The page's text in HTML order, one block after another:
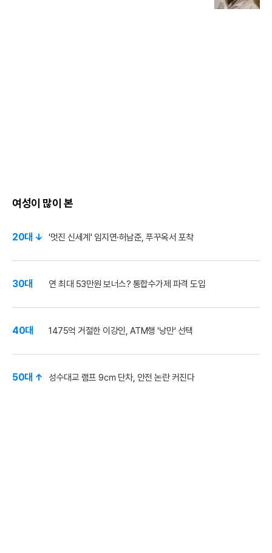
여성이 많이 본
20대 ↓ '멋진 신세계' 임지연·허남준, 푸꾸옥서 포착
30대 연 최대 53만원 보너스? 통합수가제 파격 도입
40대 1475억 거절한 이강인, ATM행 '낭만' 선택
50대 ↑ 성수대교 램프 9㎝ 단차, 안전 논란 커진다